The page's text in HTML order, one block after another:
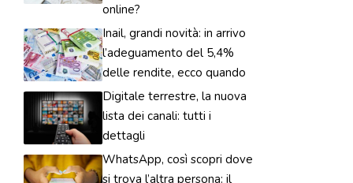
online?
Inail, grandi novità: in arrivo
l’adeguamento del 5,4%
delle rendite, ecco quando
Digitale terrestre, la nuova
lista dei canali: tutti i
dettagli
WhatsApp, così scopri dove
si trova l’altra persona: il